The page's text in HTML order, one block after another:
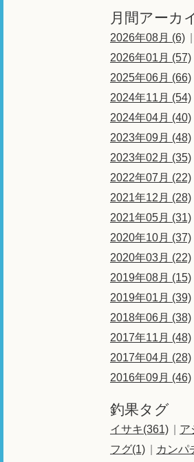
月間アーカ
2026年08月 (6)
2026年01月 (57)
2025年06月 (66)
2024年11月 (54)
2024年04月 (40)
2023年09月 (48)
2023年02月 (35)
2022年07月 (22)
2021年12月 (28)
2021年05月 (31)
2020年10月 (37)
2020年03月 (22)
2019年08月 (15)
2019年01月 (39)
2018年06月 (38)
2017年11月 (48)
2017年04月 (28)
2016年09月 (46)
釣果タグ
イサキ(361) ア
フグ(1)
カンパ